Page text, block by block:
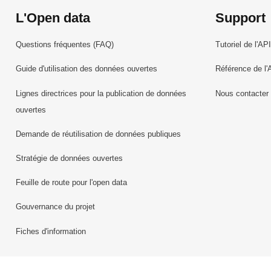
L'Open data
Questions fréquentes (FAQ)
Guide d'utilisation des données ouvertes
Lignes directrices pour la publication de données
ouvertes
Demande de réutilisation de données publiques
Stratégie de données ouvertes
Feuille de route pour l'open data
Gouvernance du projet
Fiches d'information
Support
Tutoriel de l'API
Référence de
Nous contacter